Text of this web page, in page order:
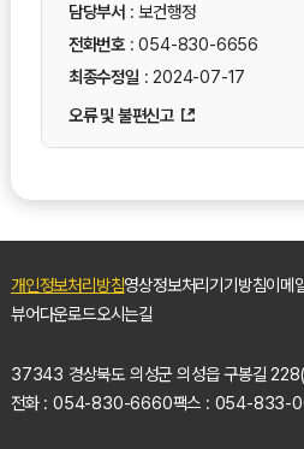
담당부서 : 보건행정
전화번호: 054-830-6656
최종수정일 : 2024-07-17
오류 및 불편신고
개인정보처리방침영상정보처리기기방침이메
뷰어다운로드오시는길
37343 경상북도 의성군 의성읍 구봉길
전화 : 054-830-6660팩스 : 054-833-